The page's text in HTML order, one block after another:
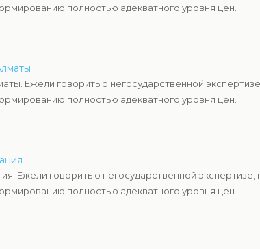
полностью адекватного уровня цен.
Ежели говорить о негосударственной
полностью адекватного уровня цен.
Ежели говорить о негосударственной
полностью адекватного уровня цен.